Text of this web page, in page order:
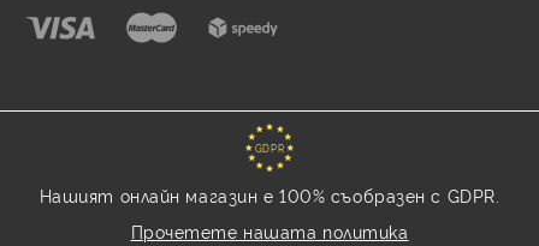
GDPR
Нашият онлайн магазин е 100% съобразен с GDPR.
Прочетете нашата политика